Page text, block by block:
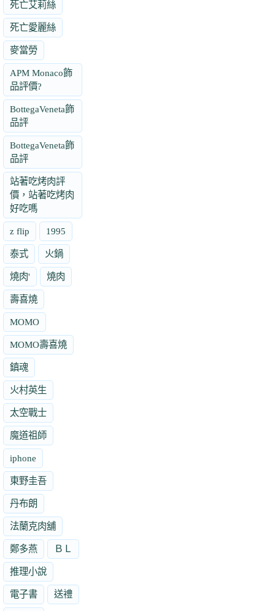
死亡艾莉絲
死亡愛麗絲
麥當勞
APM Monaco飾
品評價?
BottegaVeneta飾
品評
BottegaVeneta飾
品評
站著吃烤肉評
價，站著吃烤肉
好吃嗎
z flip 1995
泰式 火鍋
燒肉' 燒肉
壽喜燒
MOMO
MOMO壽喜燒
鎮魂
火村英生
太空戰士
魔道祖師
iphone
東野圭吾
丹布朗
法蘭克肉舖
鄭多燕 ＢＬ
推理小說
電子書 送禮